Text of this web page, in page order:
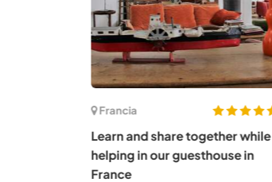
Francia
Learn and share together while
helping in our guesthouse in
France